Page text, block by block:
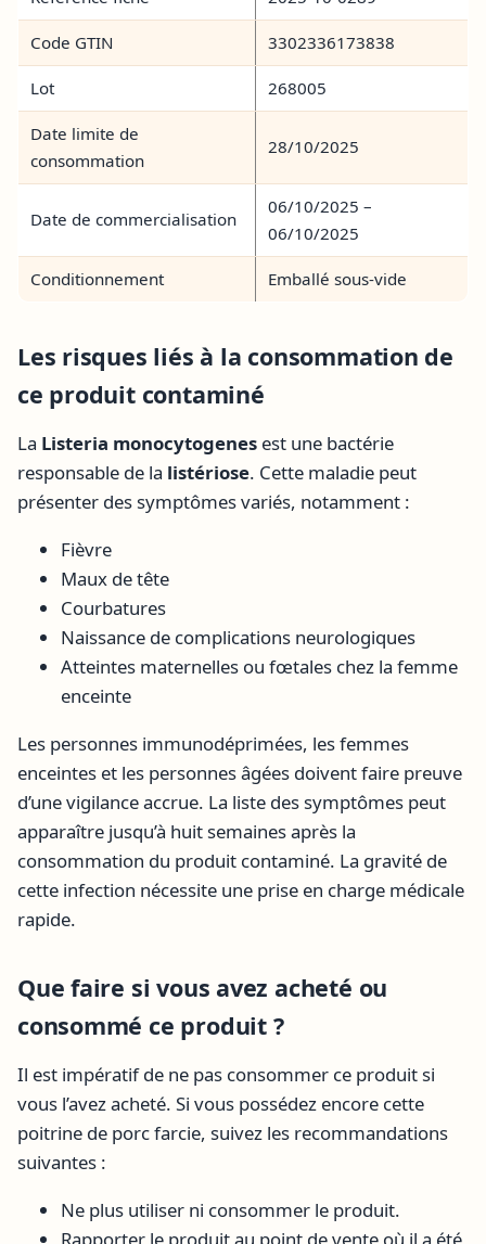
Code GTIN 3302336173838
Lot 268005
Date limite de
consommation
28/10/2025
Date de commercialisation
06/10/2025 –
06/10/2025
Conditionnement Emballé sous-vide
Les risques liés à la consommation de
ce produit contaminé
La Listeria monocytogenes est une bactérie
responsable de la listériose. Cette maladie peut
présenter des symptômes variés, notamment :
Fièvre
Maux de tête
Courbatures
Naissance de complications neurologiques
Atteintes maternelles ou fœtales chez la femme
enceinte
Les personnes immunodéprimées, les femmes
enceintes et les personnes âgées doivent faire preuve
d’une vigilance accrue. La liste des symptômes peut
apparaître jusqu’à huit semaines après la
consommation du produit contaminé. La gravité de
cette infection nécessite une prise en charge médicale
rapide.
Que faire si vous avez acheté ou
consommé ce produit ?
Il est impératif de ne pas consommer ce produit si
vous l’avez acheté. Si vous possédez encore cette
poitrine de porc farcie, suivez les recommandations
suivantes :
Ne plus utiliser ni consommer le produit.
Rapporter le produit au point de vente où il a été